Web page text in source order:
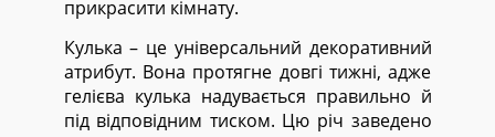
прикрасити кімнату.
Кулька – це універсальний декоративний
атрибут. Вона протягне довгі тижні, адже
гелієва кулька надувається правильно й
під відповідним тиском. Цю річ заведено